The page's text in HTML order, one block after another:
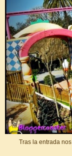
Tras la entrada